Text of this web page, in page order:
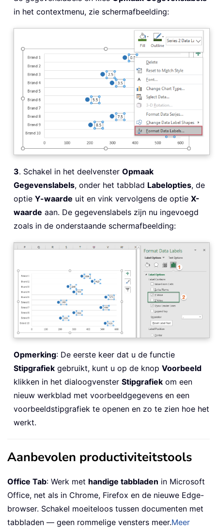
in het contextmenu, zie schermafbeelding:
3. Schakel in het deelvenster Opmaak
Gegevenslabels, onder het tabblad Labelopties, de
optie Y-waarde uit en vink vervolgens de optie X-
waarde aan. De gegevenslabels zijn nu ingevoegd
zoals in de onderstaande schermafbeelding:
Opmerking: De eerste keer dat u de functie
Stipgrafiek gebruikt, kunt u op de knop Voorbeeld
klikken in het dialoogvenster Stipgrafiek om een
nieuw werkblad met voorbeeldgegevens en een
voorbeeldstipgrafiek te openen en zo te zien hoe het
werkt.
Aanbevolen productiviteitstools
Office Tab: Werk met handige tabbladen in Microsoft
Office, net als in Chrome, Firefox en de nieuwe Edge-
browser. Schakel moeiteloos tussen documenten met
tabbladen — geen rommelige vensters meer.Meer